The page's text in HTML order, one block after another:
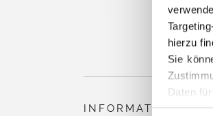
hierzu
Sie
Daten
Sie
INFORMATIONEN